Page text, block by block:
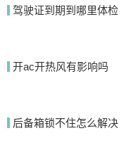
驾驶证到期到哪里体检
开ac开热风有影响吗
后备箱锁不住怎么解决